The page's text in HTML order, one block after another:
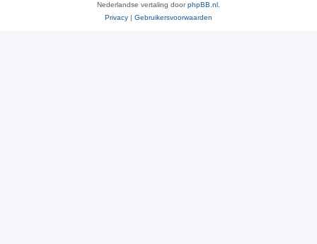
Nederlandse vertaling doorphpBB.nl
Privacy | Gebruikersvoorwaarden